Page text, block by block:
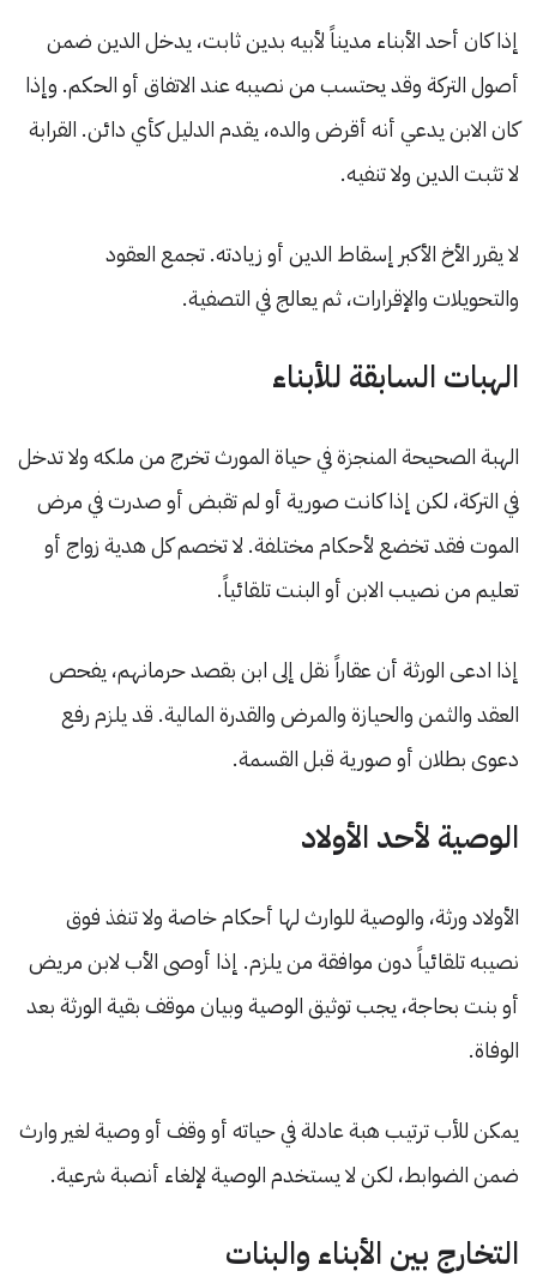
إذا كان أحد الأبناء مديناً لأبيه بدين ثابت، يدخل الدين ضمن
أصول التركة وقد يحتسب من نصيبه عند الاتفاق أو الحكم. وإذا
كان الابن يدعي أنه أقرض والده، يقدم الدليل كأي دائن. القرابة
لا تثبت الدين ولا تنفيه.
لا يقرر الأخ الأكبر إسقاط الدين أو زيادته. تجمع العقود
والتحويلات والإقرارات، ثم يعالج في التصفية.
الهبات السابقة للأبناء
الهبة الصحيحة المنجزة في حياة المورث تخرج من ملكه ولا تدخل
في التركة، لكن إذا كانت صورية أو لم تقبض أو صدرت في مرض
الموت فقد تخضع لأحكام مختلفة. لا تخصم كل هدية زواج أو
تعليم من نصيب الابن أو البنت تلقائياً.
إذا ادعى الورثة أن عقاراً نقل إلى ابن بقصد حرمانهم، يفحص
العقد والثمن والحيازة والمرض والقدرة المالية. قد يلزم رفع
دعوى بطلان أو صورية قبل القسمة.
الوصية لأحد الأولاد
الأولاد ورثة، والوصية للوارث لها أحكام خاصة ولا تنفذ فوق
نصيبه تلقائياً دون موافقة من يلزم. إذا أوصى الأب لابن مريض
أو بنت بحاجة، يجب توثيق الوصية وبيان موقف بقية الورثة بعد
الوفاة.
يمكن للأب ترتيب هبة عادلة في حياته أو وقف أو وصية لغير وارث
ضمن الضوابط، لكن لا يستخدم الوصية لإلغاء أنصبة شرعية.
التخارج بين الأبناء والبنات